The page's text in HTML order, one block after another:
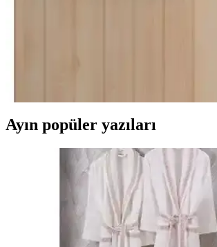
Ayın popüler yazıları